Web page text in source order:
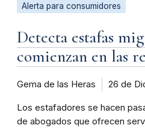
Alerta para consumidores
Detecta estafas
comienzan en las
Gema de las Heras 26 de
Los estafadores se hacen
de abogados que ofrecen